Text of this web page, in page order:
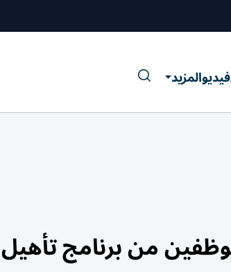
فيديوالمزيد
المالية بدبي» يحتفي بتخريج 10 موظفين من برنامج تأهيل